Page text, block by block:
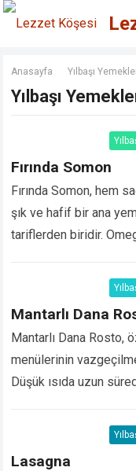
Anasayfa Yılbaşı
Yılbaşı
Fırında Somon
Fırında Somon, hem
şık ve hafif bir ana
tariflerden biridir.
Mantarlı Dana
Mantarlı Dana Rosto,
menülerinin
Düşük ısıda uzun
Lasagna